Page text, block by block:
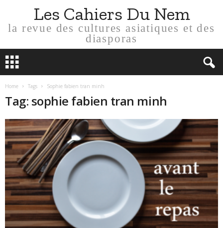
Les Cahiers Du Nem
la revue des cultures asiatiques et des
diasporas
Home Tags Sophie fabien tran minh
Tag: sophie fabien tran minh